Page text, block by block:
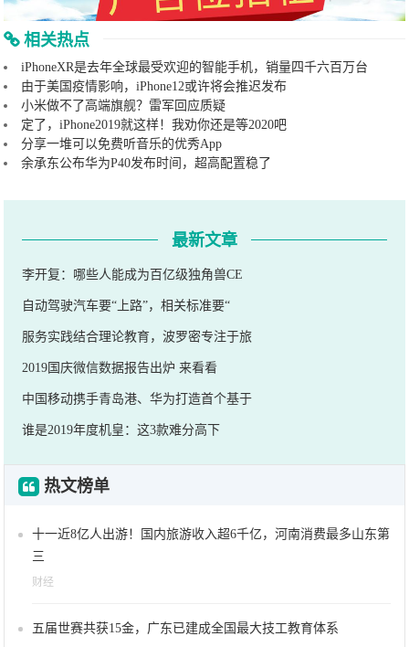
相关热点
iPhoneXR是去年全球最受欢迎的智能手机，销量四千六百万台
由于美国疫情影响，iPhone12或许将会推迟发布
小米做不了高端旗舰？雷军回应质疑
定了，iPhone2019就这样！我劝你还是等2020吧
分享一堆可以免费听音乐的优秀App
余承东公布华为P40发布时间，超高配置稳了
最新文章
李开复：哪些人能成为百亿级独角兽CE
自动驾驶汽车要“上路”，相关标准要“
服务实践结合理论教育，波罗密专注于旅
2019国庆微信数据报告出炉 来看看
中国移动携手青岛港、华为打造首个基于
谁是2019年度机皇：这3款难分高下
热文榜单
十一近8亿人出游！国内旅游收入超6千亿，河南消费最多山东第
三
财经
五届世赛共获15金，广东已建成全国最大技工教育体系